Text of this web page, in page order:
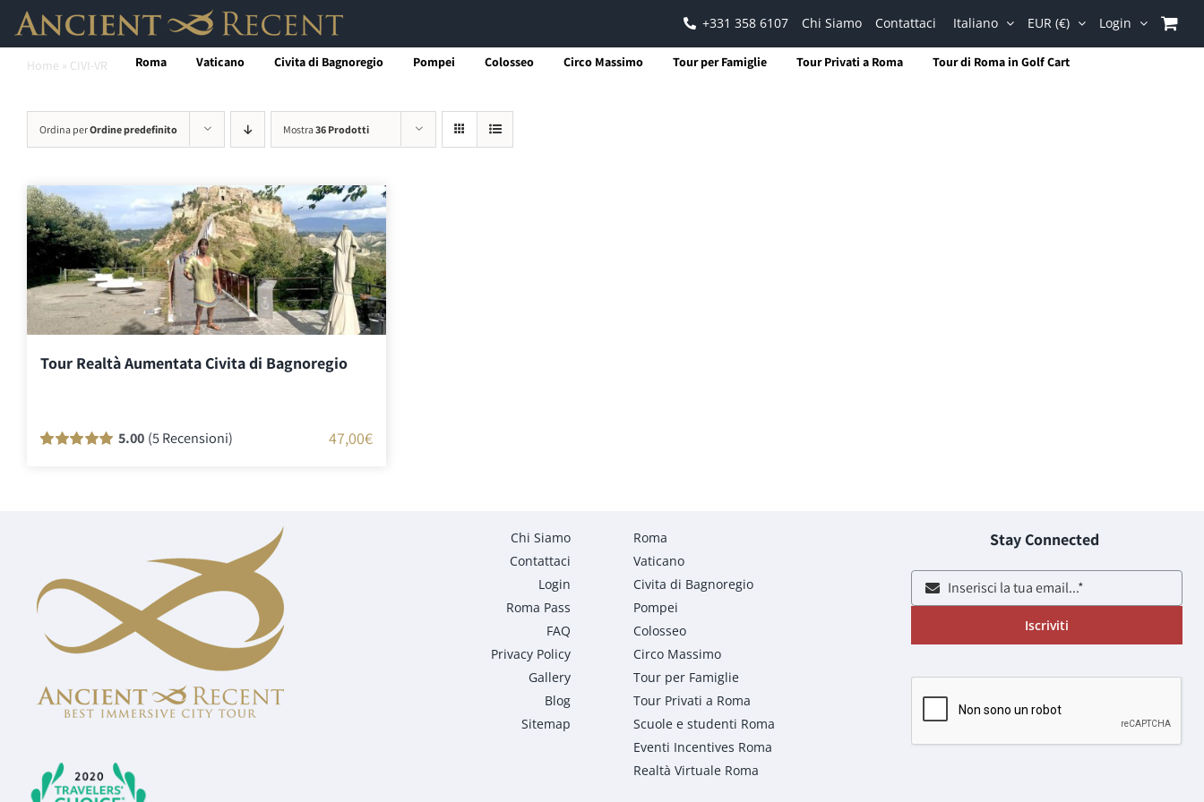
Salta
contenuto
+331 358 6107 Chi Siamo Contattaci Italiano EUR (€) Login
Roma Vaticano Civita di Bagnoregio Pompei Colosseo Circo Massimo Tour per Famiglie Tour Privati a Roma Tour di Roma in Golf Cart
Home » CIVI-VR
Ordina perOrdine predefinito Mostra36 Prodotti
Tour Realtà Aumentata Civita di Bagnoregio
5.00 (5 Recensioni) 47,00€
Chi Siamo
Contattaci
Login
Roma Pass
FAQ
Privacy Policy
Gallery
Blog
Sitemap
Roma
Vaticano
Civita di Bagnoregio
Pompei
Colosseo
Circo Massimo
Tour per Famiglie
Tour Privati a Roma
Scuole e studenti Roma
Eventi Incentives Roma
Realtà Virtuale Roma
Stay Connected
Iscriviti